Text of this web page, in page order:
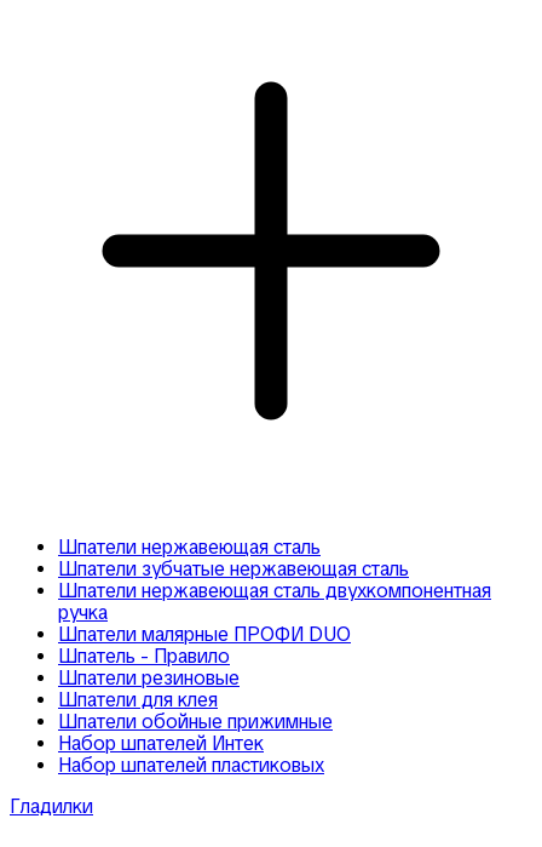
Шпатели нержавеющая сталь
Шпатели зубчатые нержавеющая сталь
Шпатели нержавеющая сталь двухкомпонентная
ручка
Шпатели малярные ПРОФИ DUO
Шпатель - Правило
Шпатели резиновые
Шпатели для клея
Шпатели обойные прижимные
Набор шпателей Интек
Набор шпателей пластиковых
Гладилки